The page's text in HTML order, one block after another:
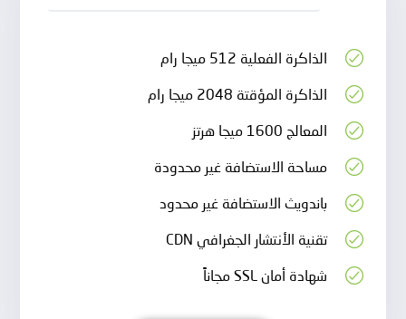
الذاكرة الفعلية 512 ميجا رام
الذاكرة المؤقتة 2048 ميجا رام
المعالج 1600 ميجا هرتز
مساحة الاستضافة غير محدودة
باندويث الاستضافة غير محدود
تقنية الأنتشار الجغرافي CDN
شهادة أمان SSL مجاناً